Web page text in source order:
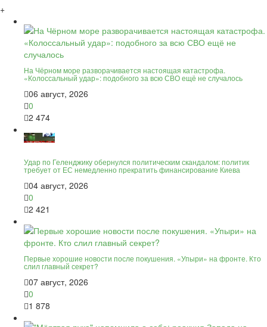
+
На Чёрном море разворачивается настоящая катастрофа.
«Колоссальный удар»: подобного за всю СВО ещё не случалось
06 август, 2026
0
2 474
Удар по Геленджику обернулся политическим скандалом: политик
требует от ЕС немедленно прекратить финансирование Киева
04 август, 2026
0
2 421
Первые хорошие новости после покушения. «Упыри» на фронте. Кто
слил главный секрет?
07 август, 2026
0
1 878